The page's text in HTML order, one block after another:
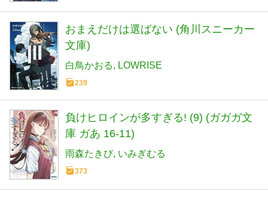
おまえだけは選ばない (角川スニーカー
文庫)
白鳥かおる LOWRISE
239
負けヒロインが多すぎる! (9) (ガガガ文
庫 ガあ 16-11)
雨森たきび いみぎむる
373